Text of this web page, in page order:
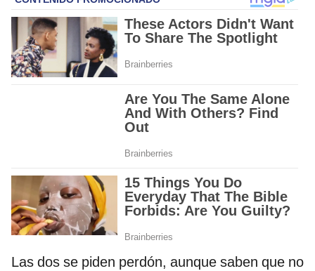
Las dos se piden perdón, aunque saben que no